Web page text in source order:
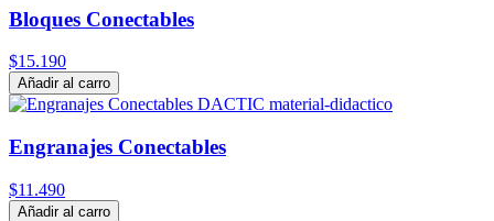
Bloques Conectables
$15.190
Añadir al carro
Engranajes Conectables
$11.490
Añadir al carro